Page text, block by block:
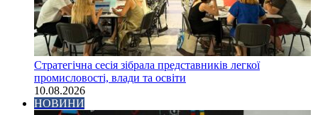
Стратегічна сесія зібрала представників легкої
промисловості, влади та освіти
10.08.2026
НОВИНИ